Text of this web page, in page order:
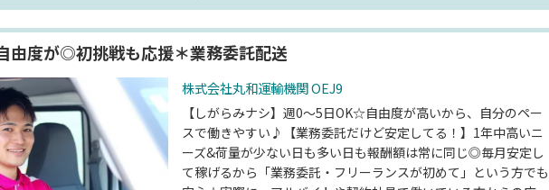
由度が◎初挑戦も応援＊業務委託配送
株式会社丸和運輸機関 OEJ9
【しがらみナシ】週0～5日OK☆自由度が高いから、自分のペー
スで働きやすい♪【業務委託だけど安定してる！】1年中高いニ
ーズ&荷量が少ない日も多い日も報酬額は常に同じ◎毎月安定し
て稼げるから「業務委託・フリーランスが初めて」という方でも